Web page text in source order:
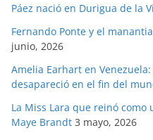
Páez nació en Durigua de la
Fernando Ponte y el
junio, 2026
Amelia Earhart en
desapareció en el fin del
La Miss Lara que reinó
Maye Brandt 3 mayo, 2026